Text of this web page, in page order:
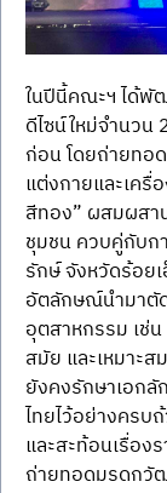
ในปีนี้คณะฯ ได้พั
ดีไซน์ใหม่จำนวน
ก่อน โดยถ่ายทอ
แต่งกายและเครื่
สีทอง” ผสมผส
ชุมชน ควบคู่กับก
รักษ์ จังหวัดร้อย
อัตลักษณ์นำมาตั
อุตสาหกรรม เช่
สมัย และเหมาะ
ยังคงรักษาเอก
ไทยไว้อย่างครบ
และสะท้อนเรื่อง
ถ่ายทอดมรดกวั